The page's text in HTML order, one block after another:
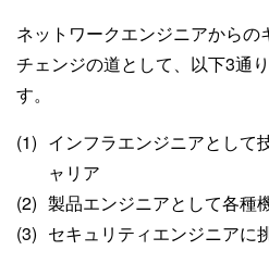
ネットワークエンジニアから
チェンジの道として、以下3通
す。
インフラエンジニアとして
ャリア
製品エンジニアとして各種
セキュリティエンジニアに